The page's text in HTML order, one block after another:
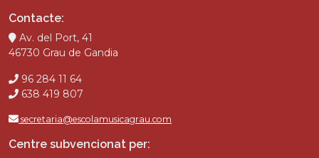
Contacte:
Av. del Port, 41
46730 Grau de Gandia
96 284 11 64
638 419 807
secretaria@escolamusicagrau.com
Centre subvencionat per: